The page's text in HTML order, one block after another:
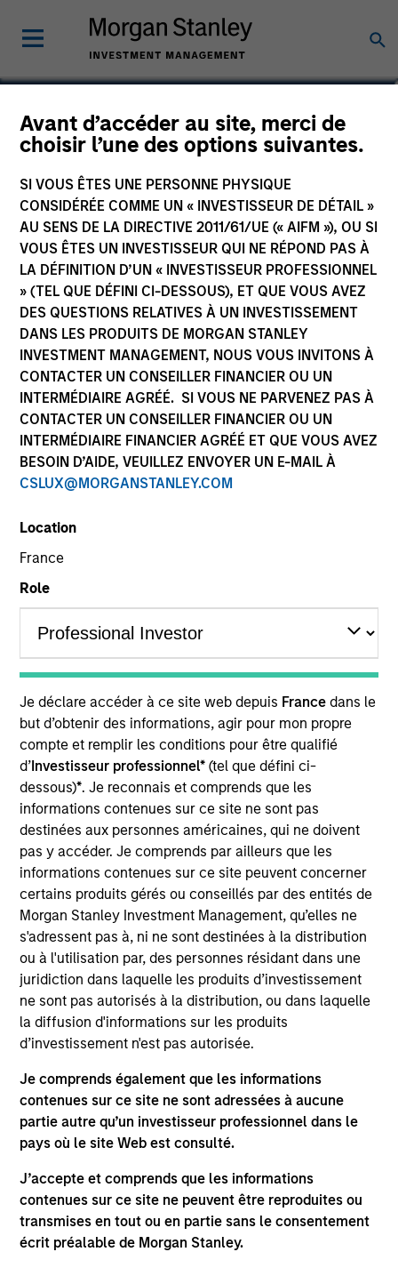
Avant d’accéder au site, merci de
choisir l’une des options suivantes.
SI VOUS ÊTES UNE PERSONNE PHYSIQUE
CONSIDÉRÉE COMME UN « INVESTISSEUR DE DÉTAIL »
AU SENS DE LA DIRECTIVE 2011/61/UE (« AIFM »), OU SI
VOUS ÊTES UN INVESTISSEUR QUI NE RÉPOND PAS À
LA DÉFINITION D’UN « INVESTISSEUR PROFESSIONNEL
» (TEL QUE DÉFINI CI-DESSOUS), ET QUE VOUS AVEZ
DES QUESTIONS RELATIVES À UN INVESTISSEMENT
DANS LES PRODUITS DE MORGAN STANLEY
INVESTMENT MANAGEMENT, NOUS VOUS INVITONS À
CONTACTER UN CONSEILLER FINANCIER OU UN
INTERMÉDIAIRE AGRÉÉ. SI VOUS NE PARVENEZ PAS À
CONTACTER UN CONSEILLER FINANCIER OU UN
INTERMÉDIAIRE FINANCIER AGRÉÉ ET QUE VOUS AVEZ
BESOIN D’AIDE, VEUILLEZ ENVOYER UN E-MAIL À
CSLUX@MORGANSTANLEY.COM
Location
France
Role
Je déclare accéder à ce site web depuis France dans le
but d’obtenir des informations, agir pour mon propre
compte et remplir les conditions pour être qualifié
d’Investisseur professionnel*(tel que défini ci-
dessous)*. Je reconnais et comprends que les
informations contenues sur ce site ne sont pas
destinées aux personnes américaines, qui ne doivent
pas y accéder. Je comprends par ailleurs que les
informations contenues sur ce site peuvent concerner
certains produits gérés ou conseillés par des entités de
Morgan Stanley Investment Management, qu’elles ne
s'adressent pas à, ni ne sont destinées à la distribution
ou à l'utilisation par, des personnes résidant dans une
juridiction dans laquelle les produits d’investissement
ne sont pas autorisés à la distribution, ou dans laquelle
la diffusion d'informations sur les produits
d’investissement n'est pas autorisée.
Je comprends également que les informations
contenues sur ce site ne sont adressées à aucune
partie autre qu’un investisseur professionnel dans le
pays où le site Web est consulté.
J’accepte et comprends que les informations
contenues sur ce site ne peuvent être reproduites ou
transmises en tout ou en partie sans le consentement
écrit préalable de Morgan Stanley.
Matt Gahr
Managing Director
Years
TEAM
European Real Assets Private Credit Team
Matt Gahr is a Managing Director of Morgan Stanley
and Senior Portfolio Manager of North Haven
Secured Private Credit (“NHSPC”). Mr. Gahr has
over 19 years of finance experience across Europe
and North America. Prior to joining Morgan Stanley
in 2017, Mr. Gahr spent 13 years at Credit Suisse
where he led the Special Situations team within
Securitised Products Financing. His responsibilities
included originating, structuring and executing
balance sheet lending opportunities and capital
markets (ABS/RMBS) business. Prior to moving to
London in 2012, Mr. Gahr worked at Credit Suisse in
New York, serving in an asset-backed capital
the consumer and equipment leasing spaces. Mr.
Gahr holds a B.A., cum laude, from Colgate
University and an M.B.A. in Finance and Accounting
from New York University.
May not represent all Team Members.